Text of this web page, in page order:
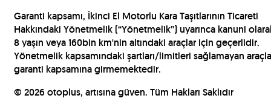
Garanti kapsamı, İkinci El Motorlu Kara Taşıtlarının Ticareti
Hakkındaki Yönetmelik (“Yönetmelik”) uyarınca kanuni
8 yaşın veya 160bin km'nin altındaki araçlar için geçerlidir.
Yönetmelik kapsamındaki şartları/limitleri sağlamayan
garanti kapsamına girmemektedir.
© 2026 otoplus, artısına güven. Tüm Hakları Saklıdır